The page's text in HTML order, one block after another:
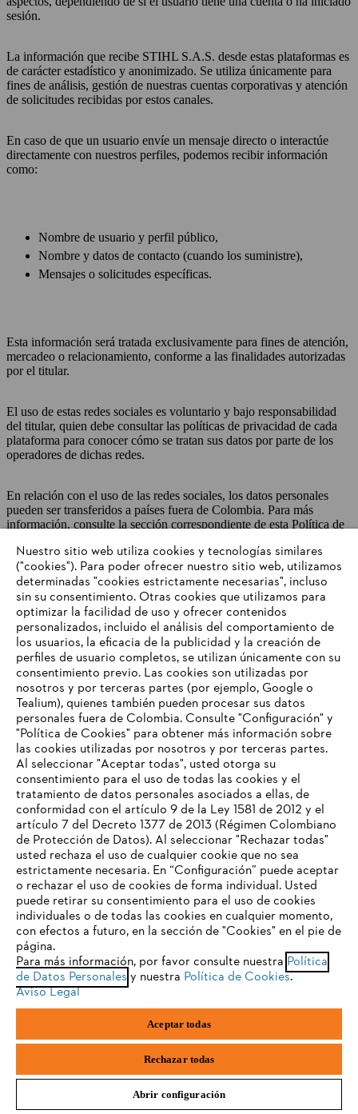
sesión.
La información que recibe STIHL S.A.S. desde estas plataformas es
de carácter estadístico y anonimizado. Se utiliza únicamente para
fines de análisis, gestión de nuestras cuentas corporativas y atención
de solicitudes recibidas por estos canales.
En caso de que un usuario envíe un mensaje directo o interactúe
directamente con nuestros perfiles, podemos recibir información
como:
Nombre de usuario y perfil público,
Nombre y datos de contacto (cuando los suministre),
Mensajes o solicitudes específicas.
Esta información será tratada exclusivamente para fines de atención,
mercadeo o relacionamiento, conforme a las finalidades autorizadas
por el titular.
El uso de estas redes sociales es voluntario y bajo responsabilidad
del titular, quien debe consultar las políticas de privacidad de cada
plataforma para conocer cómo se tratan sus datos por parte de los
operadores de dichas redes.
En relación con el uso de las redes sociales, los datos personales
pueden ser transferidos a países fuera de Colombia. Para más
información, consulte la sección correspondiente de esta Política de
Algunos tratamientos son gestionados por empresas del Grupo
STIHL. Por este motivo, los datos se transfieren regularmente dentro
del grupo de empresas. Por regla general, la transferencia se realiza
sobre la base de un acuerdo de procesamiento de pedidos. En otros
casos, por ejemplo, para el análisis de datos estadísticos agregados
con fines de investigación de mercado.
De lo contrario, los datos solo se transmitirán si es necesario para el
cumplimiento de los fines mencionados anteriormente, por ejemplo,
en el contexto de la gestión de nuestro canal por parte de una
agencia debidamente encargada.
La administración y monitoreo de nuestras redes sociales puede estar
a cargo de agencias aliadas, que actúan como encargadas del
tratamiento de datos personales bajo contrato de transmisión,
conforme a la normatividad vigente.
DERECHOS DE LOS TITULARES
La Ley 1581 de 2012 establece que los Titulares de los datos
personales tendrán los siguientes derechos:
Conocer, actualizar y rectificar sus datos personales frente a
los Responsables o Encargados del Tratamiento. Este derecho
se podrá ejercer, entre otros frente a datos parciales, inexactos,
incompletos, fraccionados, que induzcan a error, o aquellos
cuyo Tratamiento esté expresamente prohibido o no haya sido
Solicitar prueba de la autorización otorgada al Responsable
del Tratamiento salvo cuando expresamente se exceptúe como
requisito para el Tratamiento, de conformidad con lo previsto
TU NAVEGADOR NO ES
COMPATIBLE
El navegador que estás utilizando no es compatible con
nuestra página web. Para que puedas disfrutar de nuestro
contenido, utiliza uno de los siguientes navegadores:
firefox chrome
safari edge
Nuestro sitio web utiliza cookies y tecnologías similares
("cookies"). Para poder ofrecer nuestro sitio web, utilizamos
determinadas "cookies estrictamente necesarias", incluso
sin su consentimiento. Otras cookies que utilizamos para
optimizar la facilidad de uso y ofrecer contenidos
personalizados, incluido el análisis del comportamiento de
los usuarios, la eficacia de la publicidad y la creación de
perfiles de usuario completos, se utilizan únicamente con su
consentimiento previo. Las cookies son utilizadas por
nosotros y por terceras partes (por ejemplo, Google o
Tealium), quienes también pueden procesar sus datos
personales fuera de Colombia. Consulte "Configuración" y
"Política de Cookies" para obtener más información sobre
las cookies utilizadas por nosotros y por terceras partes.
Al seleccionar "Aceptar todas", usted otorga su
consentimiento para el uso de todas las cookies y el
tratamiento de datos personales asociados a ellas, de
conformidad con el artículo 9 de la Ley 1581 de 2012 y el
artículo 7 del Decreto 1377 de 2013 (Régimen Colombiano
de Protección de Datos). Al seleccionar "Rechazar todas"
usted rechaza el uso de cualquier cookie que no sea
estrictamente necesaria. En “Configuración” puede aceptar
o rechazar el uso de cookies de forma individual. Usted
puede retirar su consentimiento para el uso de cookies
individuales o de todas las cookies en cualquier momento,
con efectos a futuro, en la sección de "Cookies" en el pie de
página.
Para más información, por favor consulte nuestra Política
de Datos Personales y nuestra Política de Cookies.
Aviso Legal
Aceptar todas
Rechazar todas
Abrir configuración